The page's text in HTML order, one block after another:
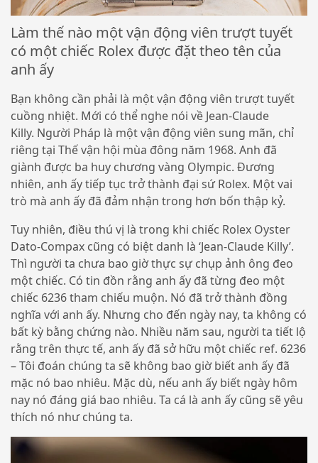
Làm thế nào một vận động viên trượt tuyết
có một chiếc Rolex được đặt theo tên của
anh ấy
Bạn không cần phải là một vận động viên trượt tuyết
cuồng nhiệt. Mới có thể nghe nói về Jean-Claude
Killy. Người Pháp là một vận động viên sung mãn, chỉ
riêng tại Thế vận hội mùa đông năm 1968. Anh đã
giành được ba huy chương vàng Olympic. Đương
nhiên, anh ấy tiếp tục trở thành đại sứ Rolex. Một vai
trò mà anh ấy đã đảm nhận trong hơn bốn thập kỷ.
Tuy nhiên, điều thú vị là trong khi chiếc Rolex Oyster
Dato-Compax cũng có biệt danh là ‘Jean-Claude Killy’.
Thì người ta chưa bao giờ thực sự chụp ảnh ông đeo
một chiếc. Có tin đồn rằng anh ấy đã từng đeo một
chiếc 6236 tham chiếu muộn. Nó đã trở thành đồng
nghĩa với anh ấy. Nhưng cho đến ngày nay, ta không có
bất kỳ bằng chứng nào. Nhiều năm sau, người ta tiết lộ
rằng trên thực tế, anh ấy đã sở hữu một chiếc ref. 6236
– Tôi đoán chúng ta sẽ không bao giờ biết anh ấy đã
mặc nó bao nhiêu. Mặc dù, nếu anh ấy biết ngày hôm
nay nó đáng giá bao nhiêu. Ta cá là anh ấy cũng sẽ yêu
thích nó như chúng ta.